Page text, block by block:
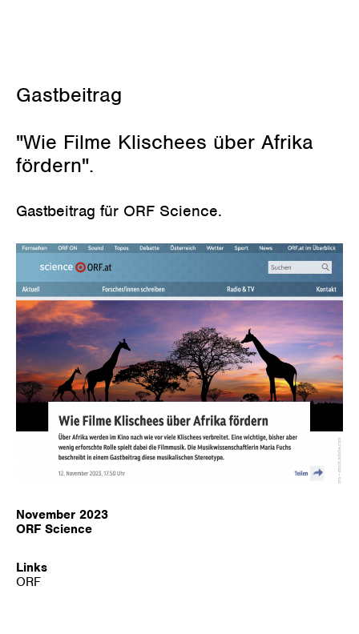
Gastbeitrag
"Wie Filme Klischees über Afrika
fördern".
Gastbeitrag für ORF Science.
November 2023
ORF Science
Links
ORF